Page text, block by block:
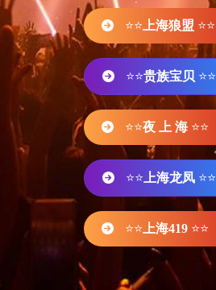
⭐⭐ 上海狼盟 ⭐⭐
⭐⭐贵族宝贝 ⭐⭐
⭐⭐夜 上 海 ⭐⭐
⭐⭐ 上海龙凤 ⭐⭐
⭐⭐ 上海419 ⭐⭐